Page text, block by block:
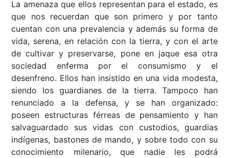
La amenaza que ellos representan para el estado, es
que nos recuerdan que son primero y por tanto
cuentan con una prevalencia y además su forma de
vida, serena, en relación con la tierra, y con el arte
de cultivar y preservarse, pone en jaque esa otra
sociedad enferma por el consumismo y el
desenfreno. Ellos han insistido en una vida modesta,
siendo los guardianes de la tierra. Tampoco han
renunciado a la defensa, y se han organizado:
poseen estructuras férreas de pensamiento y han
salvaguardado sus vidas con custodios, guardias
indígenas, bastones de mando, y sobre todo con su
conocimiento milenario, que nadie les podrá